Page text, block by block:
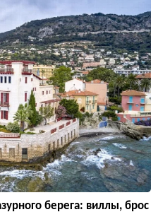
берега: виллы, брос